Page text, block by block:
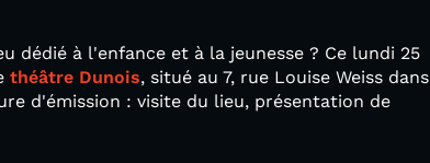
dédié à l'enfance et à la jeunesse ? Ce lundi 25
théâtre Dunois, situé au 7, rue Louise Weiss dans
d'émission : visite du lieu, présentation de